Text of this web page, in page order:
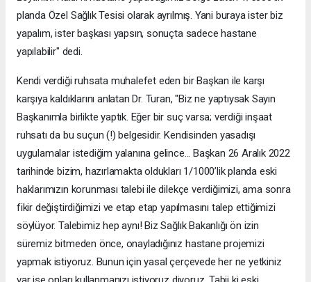
planda Özel Sağlık Tesisi olarak ayrılmış. Yani buraya ister biz
yapalım, ister başkası yapsın, sonuçta sadece hastane
yapılabilir" dedi.
Kendi verdiği ruhsata muhalefet eden bir Başkan ile karşı
karşıya kaldıklarını anlatan Dr. Turan, "Biz ne yaptıysak Sayın
Başkanımla birlikte yaptık. Eğer bir suç varsa; verdiği inşaat
ruhsatı da bu suçun (!) belgesidir. Kendisinden yasadışı
uygulamalar istediğim yalanına gelince... Başkan 26 Aralık 2022
tarihinde bizim, hazırlamakta oldukları 1/1000’lik planda eski
haklarımızın korunması talebi ile dilekçe verdiğimizi, ama sonra
fikir değiştirdiğimizi ve etap etap yapılmasını talep ettiğimizi
söylüyor. Talebimiz hep aynı! Biz Sağlık Bakanlığı ön izin
süremiz bitmeden önce, onayladığınız hastane projemizi
yapmak istiyoruz. Bunun için yasal çerçevede her ne yetkiniz